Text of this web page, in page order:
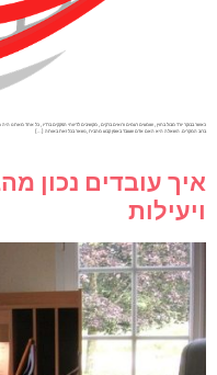
כאשר בבוקר יורד מבול בחוץ , שומעים רעמים ורואים ברקים , מקשיבים לדיווחי הפקקים ברדיו , כל אחד
ברוב המקרים. השאלה היא האם אדם שעובד באופן קבוע מהבית ,נשאר בכל זאת באותה […]
איך עובדים נכון
ויעילות